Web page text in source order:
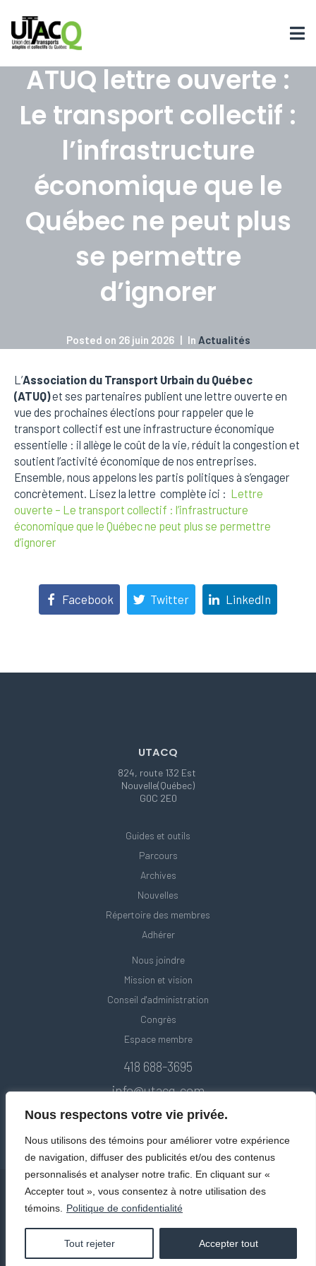
Nous respectons votre vie privée.
Nous utilisons des témoins pour améliorer votre expérience
de navigation, diffuser des publicités et/ou des contenus
personnalisés et analyser notre trafic. En cliquant sur «
Accepter tout », vous consentez à notre utilisation des
témoins.
Politique de confidentialité
Tout rejeter Accepter tout
ATUQ lettre ouverte :
Le transport collectif :
l’infrastructure
économique que le
Québec ne peut plus
se permettre
d’ignorer
Posted on 26 juin 2026 In Actualités
L’Association du Transport Urbain du Québec
(ATUQ)et ses partenaires publient une lettre ouverte en
vue des prochaines élections pour rappeler que le
transport collectif est une infrastructure économique
essentielle : il allège le coût de la vie, réduit la congestion et
soutient l’activité économique de nos entreprises.
Ensemble, nous appelons les partis politiques à s’engager
concrètement. Lisez la lettre complète ici : Lettre
ouverte – Le transport collectif : l’infrastructure
économique que le Québec ne peut plus se permettre
d’ignorer
Facebook Twitter LinkedIn
UTACQ
824, route 132 Est
Nouvelle(Québec)
G0C 2E0
Guides et outils
Parcours
Archives
Nouvelles
Répertoire des membres
Adhérer
Nous joindre
Mission et vision
Conseil d'administration
Congrès
Espace membre
418 688-3695
info@utacq.com
réservés 2020.Politique de confidentialité